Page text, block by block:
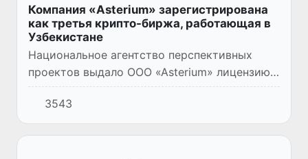
Компания «Asterium» зарегистрирована
как третья крипто-биржа, работающая в
Узбекистане
Национальное агентство перспективных
проектов выдало ООО «Asterium» лицензию
на осуществление деятельности крипто-
биржи.
3543